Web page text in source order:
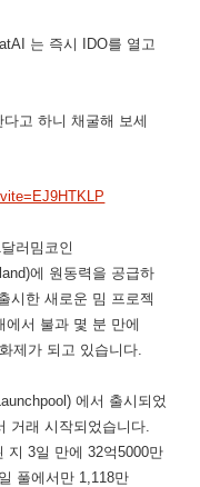
는 즉시 IDO를 열고
고 하니 채굴해 보세
러밈코인
에 원동력을 공급하
시한 새로운 밈 프로젝
에서 불과 몇 분 만에
제가 되고 있습니다.
에서 출시되었
거래 시작되었습니다.
지 3일 만에 32억5000만
풀에서만 1,118만